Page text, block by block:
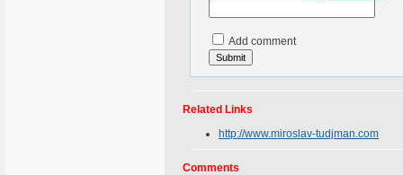
Add comment
Related Links
http://www.miroslav-tudjman.com
Comments